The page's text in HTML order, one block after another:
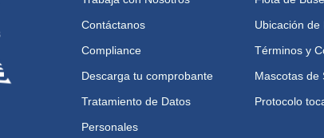
Contáctanos
Compliance
Descarga tu comprobante
Tratamiento de Datos
Personales
Ubicación de
Términos y
Mascotas de
Protocolo